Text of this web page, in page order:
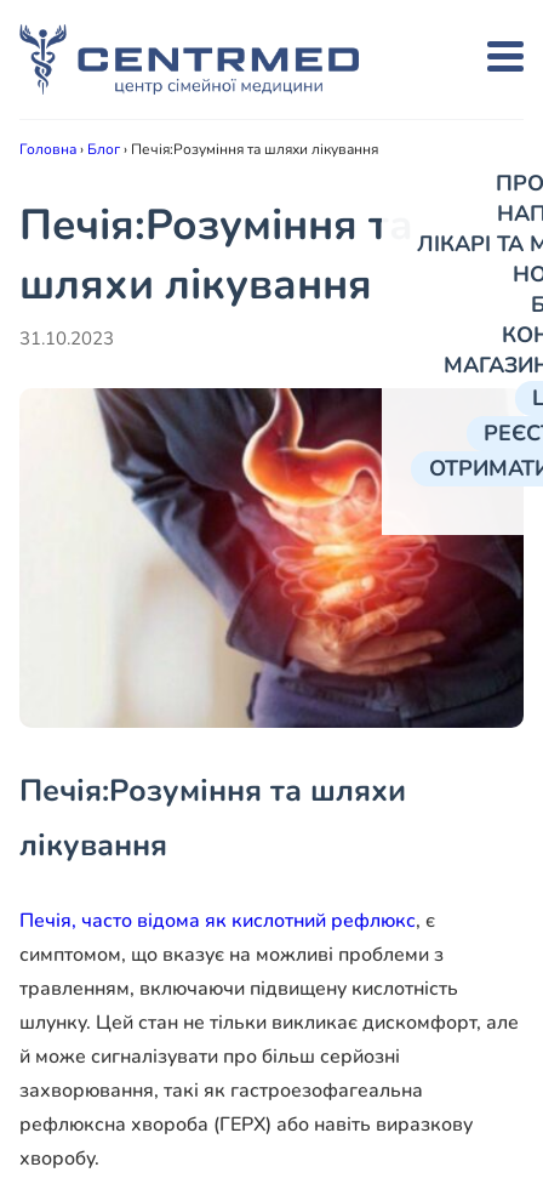
ЛІКАРІ
Головна› Блог› Печія:Розуміння та шляхи лікування
Печія:Розуміння та
шляхи лікування
31.10.2023
Печія:Розуміння та шляхи
лікування
Печія, часто відома як кислотний рефлюкс, є
симптомом, що вказує на можливі проблеми з
травленням, включаючи підвищену кислотність
шлунку. Цей стан не тільки викликає дискомфорт, але
й може сигналізувати про більш серйозні
захворювання, такі як гастроезофагеальна
рефлюксна хвороба (ГЕРХ) або навіть виразкову
хворобу.